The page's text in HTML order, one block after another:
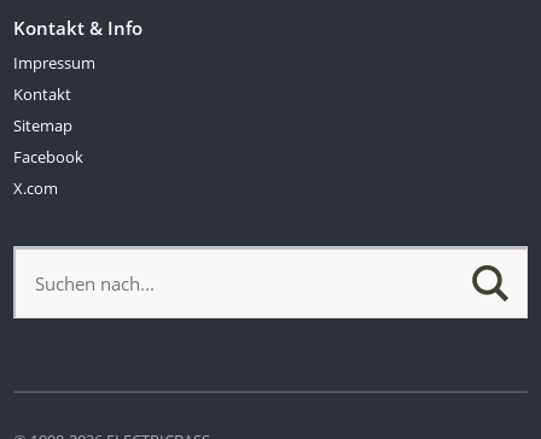
Kontakt & Info
Impressum
Kontakt
Sitemap
Facebook
X.com